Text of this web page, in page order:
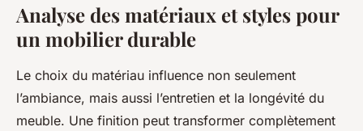
Analyse des matériaux et styles pour
un mobilier durable
Le choix du matériau influence non seulement
l’ambiance, mais aussi l’entretien et la longévité du
meuble. Une finition peut transformer complètement